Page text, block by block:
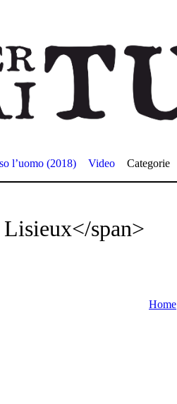
l’uomo (2018) Video Categorie
span>
Home